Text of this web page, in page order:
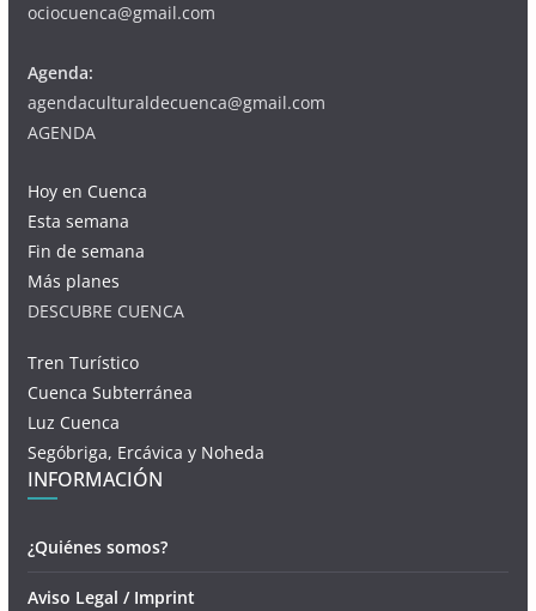
ociocuenca@gmail.com
Agenda:
agendaculturaldecuenca@gmail.com
AGENDA
Hoy en Cuenca
Esta semana
Fin de semana
Más planes
DESCUBRE CUENCA
Tren Turístico
Cuenca Subterránea
Luz Cuenca
Segóbriga, Ercávica y Noheda
INFORMACIÓN
¿Quiénes somos?
Aviso Legal / Imprint